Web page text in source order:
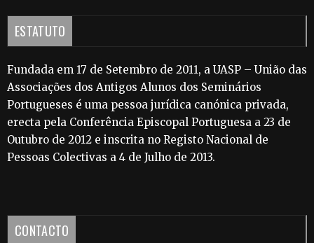
ESTATUTO
Fundada em 17 de Setembro de 2011, a UASP – União das
Associações dos Antigos Alunos dos Seminários
Portugueses é uma pessoa jurídica canónica privada,
erecta pela Conferência Episcopal Portuguesa a 23 de
Outubro de 2012 e inscrita no Registo Nacional de
Pessoas Colectivas a 4 de Julho de 2013.
CONTACTO